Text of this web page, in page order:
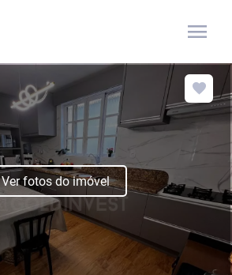
menu
Ver fotos do imóvel